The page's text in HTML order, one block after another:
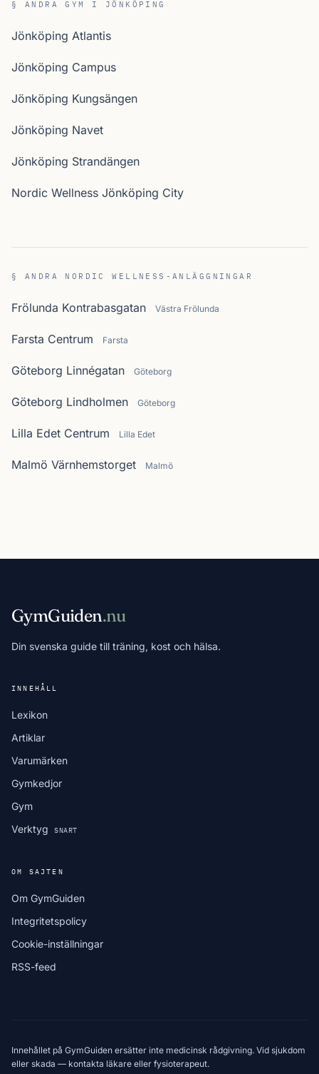
§ ANDRA GYM I JÖNKÖPING
Jönköping Atlantis
Jönköping Campus
Jönköping Kungsängen
Jönköping Navet
Jönköping Strandängen
Nordic Wellness Jönköping City
§ ANDRA NORDIC WELLNESS-ANLÄGGNINGAR
Frölunda Kontrabasgatan Västra Frölunda
Farsta Centrum Farsta
Göteborg Linnégatan Göteborg
Göteborg Lindholmen Göteborg
Lilla Edet Centrum Lilla Edet
Malmö Värnhemstorget Malmö
GymGuiden.nu
Din svenska guide till träning, kost och hälsa.
INNEHÅLL
Lexikon
Artiklar
Varumärken
Gymkedjor
Gym
Verktyg
SNART
OM SAJTEN
Om GymGuiden
Integritetspolicy
Cookie-inställningar
RSS-feed
Innehållet på GymGuiden ersätter inte medicinsk rådgivning. Vid sjukdom
eller skada — kontakta läkare eller fysioterapeut.